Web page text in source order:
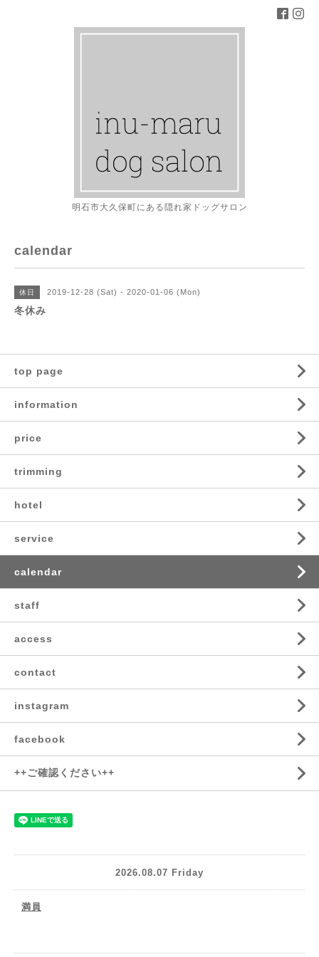
明石市大久保町にある隠れ家ドッグサロン
calendar
休日 2019-12-28 (Sat) - 2020-01-06 (Mon)
冬休み
top page
information
price
trimming
hotel
service
calendar
staff
access
contact
instagram
facebook
++ご確認ください++
2026.08.07 Friday
満員